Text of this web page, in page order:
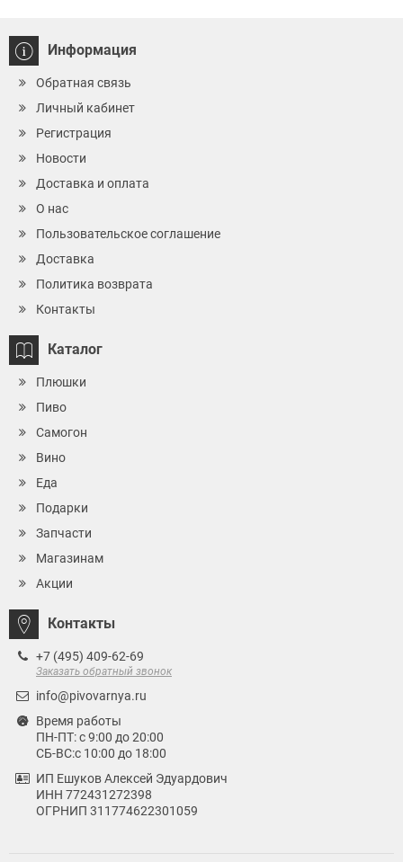
Информация
Обратная связь
Личный кабинет
Регистрация
Новости
Доставка и оплата
О нас
Пользовательское соглашение
Доставка
Политика возврата
Контакты
Каталог
Плюшки
Пиво
Самогон
Вино
Еда
Подарки
Запчасти
Магазинам
Акции
Контакты
+7 (495) 409-62-69
Заказать обратный звонок
info@pivovarnya.ru
Время работы
ПН-ПТ: с 9:00 до 20:00
СБ-ВС:с 10:00 до 18:00
ИП Ешуков Алексей Эдуардович
ИНН 772431272398
ОГРНИП 311774622301059